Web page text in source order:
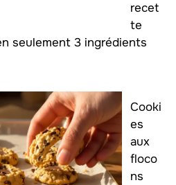
recet
te
seulement 3 ingrédients
Cooki
es
aux
floco
ns